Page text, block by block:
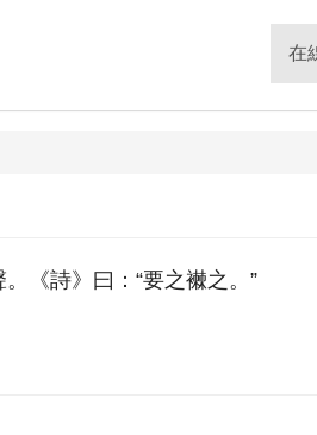
在
《詩》曰：“要之襋之。”